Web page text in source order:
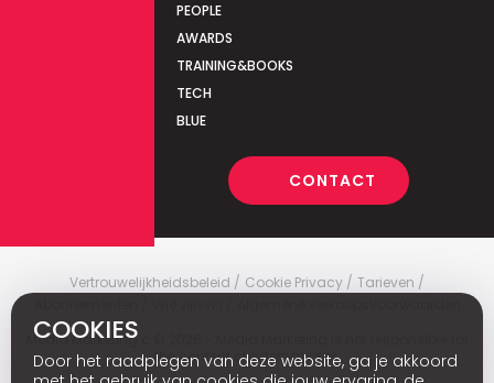
PEOPLE
AWARDS
TRAINING&BOOKS
TECH
BLUE
CONTACT
Vertrouwelijkheidsbeleid Cookie Privacy
Tarieven
Media Marketing
the content of external sites.
COOKIES
Door het raadplegen van deze website, ga je akkoord